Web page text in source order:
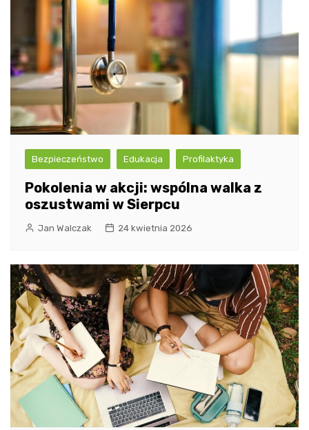
Bezpieczeństwo Edukacja Profilaktyka
Pokolenia w akcji: wspólna walka z
oszustwami w Sierpcu
Jan Walczak 24 kwietnia 2026